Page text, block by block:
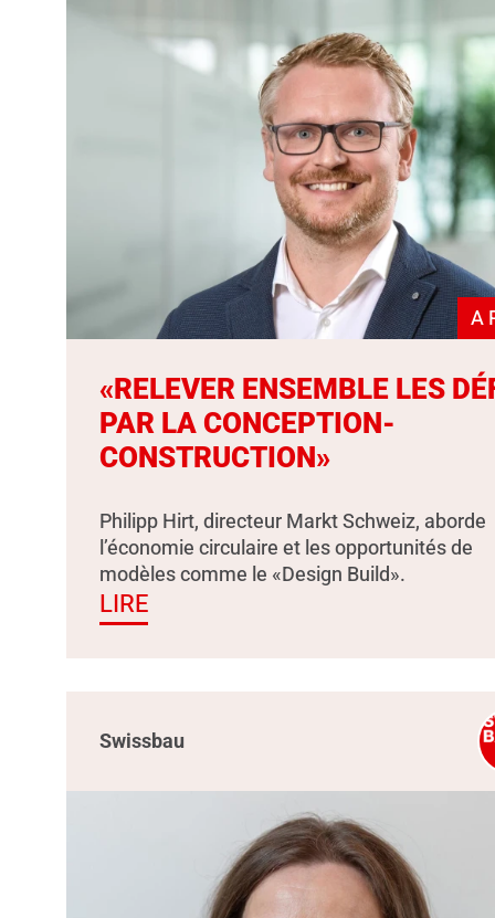
A
«RELEVER ENSEMBLE LES
PAR LA CONCEPTION-
CONSTRUCTION»
Philipp Hirt, directeur Markt Schweiz, aborde
l’économie circulaire et les opportunités de
modèles comme le «Design Build».
LIRE
Swissbau